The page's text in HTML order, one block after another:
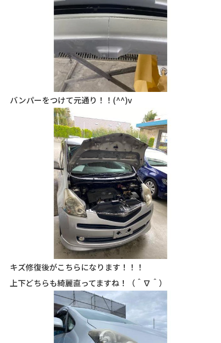
バンパーをつけて元通り！！(^^)v
キズ修復後がこちらになります！！！
上下どちらも綺麗直ってますね！（＾∇＾）